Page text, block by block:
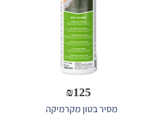
₪125
מסיר בטון מקרמיקה